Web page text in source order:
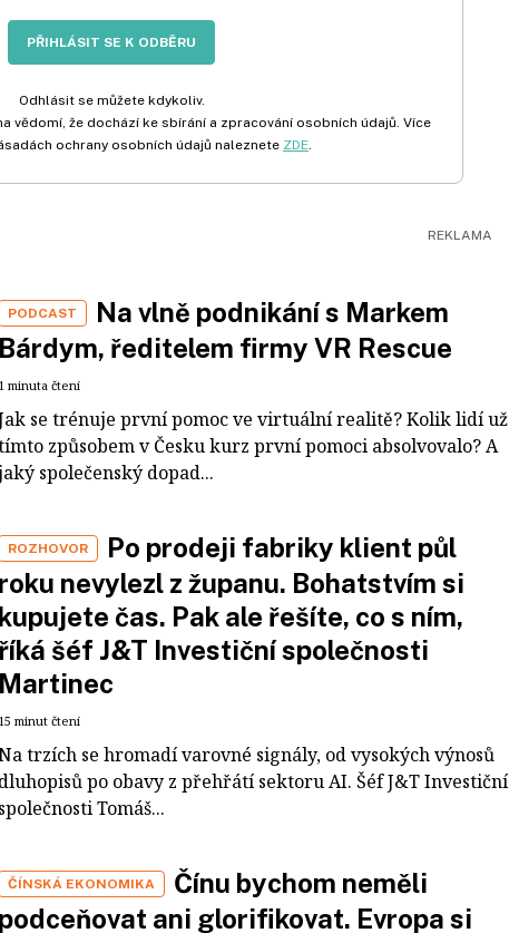
PŘIHLÁSIT SE K ODBĚRU
Odhlásit se můžete kdykoliv.
vědomí, že dochází ke sbírání a zpracování osobních údajů. Více
ochrany osobních údajů naleznete ZDE
PODCAST
Na vlně podnikání s Markem
Bárdym, ředitelem firmy VR Rescue
1 minuta čtení
se trénuje první pomoc ve virtuální realitě? Kolik lidí už
způsobem v Česku kurz první pomoci absolvovalo? A
společenský dopad...
ROZHOVOR
Po prodeji fabriky klient půl
roku nevylezl z županu. Bohatstvím si
kupujete čas. Pak ale řešíte, co s ním,
říká šéf J&T Investiční společnosti
Martinec
15 minut čtení
trzích se hromadí varovné signály, od vysokých výnosů
dluhopisů po obavy z přehřátí sektoru AI. Šéf J&T Investiční
společnosti Tomáš...
ČÍNSKÁ EKONOMIKA
Čínu bychom neměli
podceňovat ani glorifikovat. Evropa si